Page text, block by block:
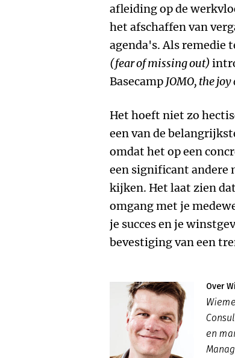
afleiding op de
het afschaffen van
agenda's. Als remedie
(fear of missing out)
Basecamp JOMO, the
Het hoeft niet zo
een van de
omdat het op een
een significant andere
kijken. Het laat zien
omgang met je
je succes en je
bevestiging van een
Over
en